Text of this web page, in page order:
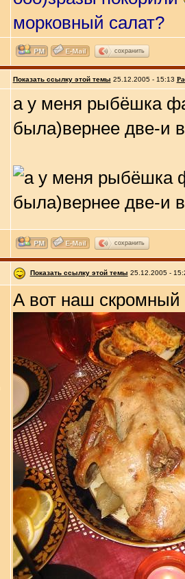
морковный салат?
сохранить
Показать ссылку этой темы 25.12.2005 - 15:13
а у меня рыбёшка
была)вернее две-и
сохранить
Показать ссылку этой темы 25.12.2005 -
А вот наш скромный